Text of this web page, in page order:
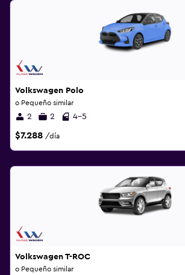
Volkswagen Polo
o Pequeño similar
2 2 4-5
$7.288 /día
Volkswagen T-ROC
o Pequeño similar